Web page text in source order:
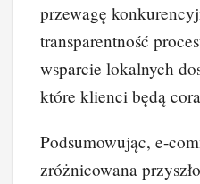
przewagę
transparentność
wsparcie lokalnych
które klienci będą
Podsumowując, e-
zróżnicowana